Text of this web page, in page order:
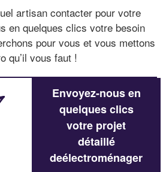
artisan contacter pour votre
en quelques clics votre besoin
pour vous et vous mettons
qu’il vous faut !
Envoyez-nous en
quelques clics
votre projet
détaillé
deélectroménager